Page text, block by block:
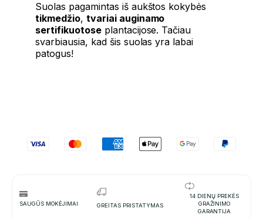
Suolas pagamintas iš aukštos kokybės
tikmedžio, tvariai auginamo
sertifikuotoseplantacijose. Tačiau
svarbiausia, kad šis suolas yra labai
patogus!
SAUGŪS MOKĖJIMAI GREITAS PRISTATYMAS
14 DIENŲ PREKĖS
GRAŽINIMO
GARANTIJA